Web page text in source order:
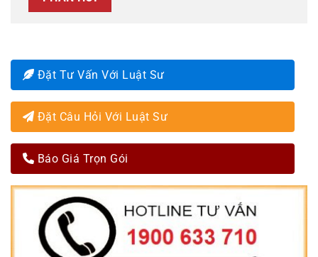
Đặt Tư Vấn Với Luật Sư
Đặt Câu Hỏi Với Luật Sư
Báo Giá Trọn Gói